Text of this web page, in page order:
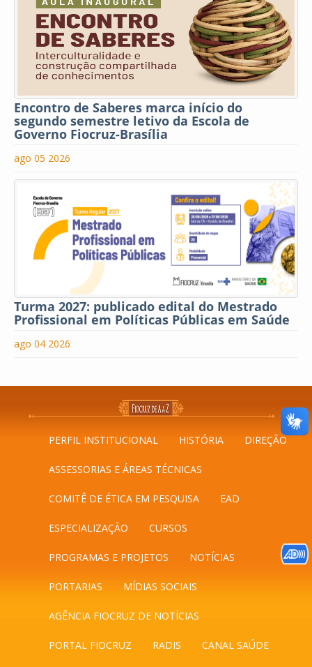
Encontro de Saberes marca início do
segundo semestre letivo da Escola de
Governo Fiocruz-Brasília
ago 05 2026
Turma 2027: publicado edital do Mestrado
Profissional em Políticas Públicas em Saúde
ago 04 2026
PERFIL INSTITUCIONAL HISTÓRIA DIREÇÃO
ASSESSORIAS E ÁREAS TÉCNICAS
COMITÊ DE ÉTICA EM PESQUISA EAD
ESPECIALIZAÇÃO CURSOS
PROGRAMAS E PROJETOS NOTÍCIAS
PORTARIAS MÍDIAS SOCIAIS
AGÊNCIA FIOCRUZ DE NOTÍCIAS
PORTAL FIOCRUZ RADIS CANAL SAÚDE